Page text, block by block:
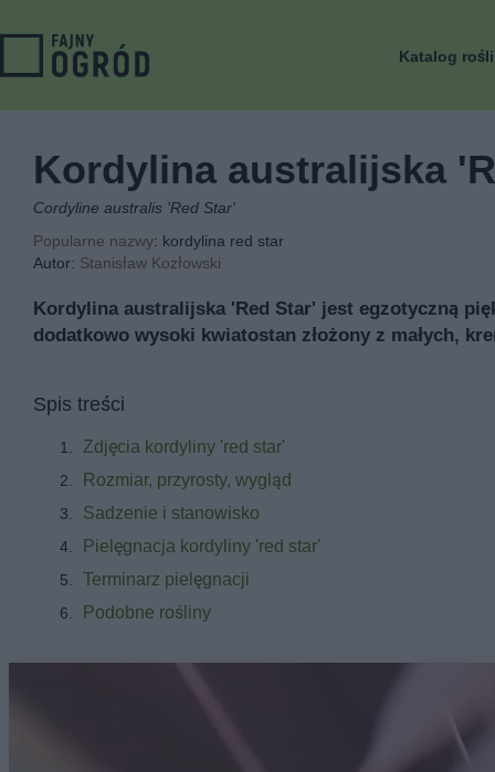
Katalog
Kordylina australijska
Cordyline australis 'Red Star'
Popularne nazwy: kordylina red star
Autor: Stanisław Kozłowski
Kordylina australijska 'Red Star' jest egzotyczną
dodatkowo wysoki kwiatostan złożony z małych,
Spis treści
Zdjęcia kordyliny 'red star'
Rozmiar, przyrosty, wygląd
Sadzenie i stanowisko
Pielęgnacja kordyliny 'red star'
Terminarz pielęgnacji
Podobne rośliny